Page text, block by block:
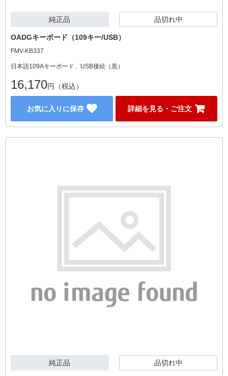
純正品 品切れ中
OADGキーボード（109キー/USB）
FMV-KB337
日本語109Aキーボード、USB接続（黒）
16,170円（税込）
お気に入りに保存 詳細を見る・ご注文
純正品 品切れ中